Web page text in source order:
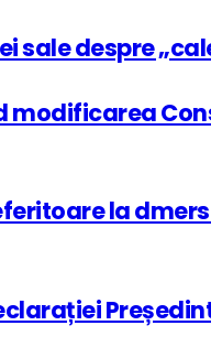
sale despre
modificarea
la